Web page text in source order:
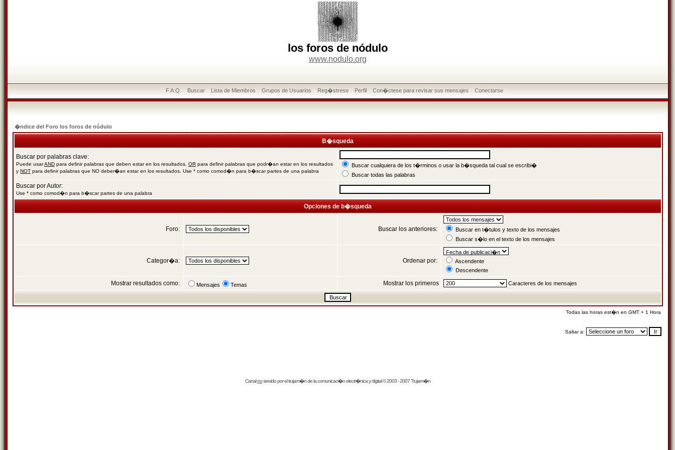
los foros de nódulo
www.nodulo.org
F.A.Q. Buscar Lista de Miembros Grupos de Usuarios Reg�strese Perfil Con�ctese para revisar sus mensajes Conectarse
�ndice del Foro los foros de nódulo
B�squeda
Buscar por palabras clave:
Puede usarAND para definir palabras que deben estar en los resultados, OR para definir palabras que podr�an estar en los resultados
y NOT para definir palabras que NO deber�an estar en los resultados. Use * como comod�n para b�scar partes de una palabra
Buscar cualquiera de los t�rminos o usar la b�squeda tal cual se escribi�
Buscar todas las palabras
Buscar por Autor:
Use * como comod�n para b�scar partes de una palabra
Opciones de b�squeda
Foro: Buscar los anteriores:
Buscar en t�tulos y texto de los mensajes
Buscar s�lo en el texto de los mensajes
Categor�a: Ordenar por:
Ascendente
Descendente
Mostrar resultados como: Mensajes Temas Mostrar los primeros Caracteres de los mensajes
Todas las horas est�n en GMT + 1 Hora
Saltar a:
Canalrssservido por eltrujam�nde la comunicaci�n electr�nica y digital © 2003 - 2007 Trujam�n